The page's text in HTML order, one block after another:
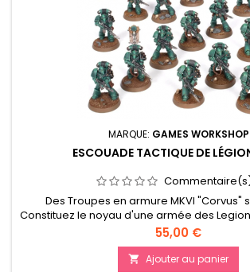
MARQUE: GAMES WORKSHOP
ESCOUADE TACTIQUE DE
Des Troupes en armure MKVI "Corvus"
Constituez le noyau d'une armée des
deux unités de 10 membres ou une unité
Améliorez vos escouades avec des
commandement, des baïonettes, et
Prix
55,00 €
 Ajouter au panier